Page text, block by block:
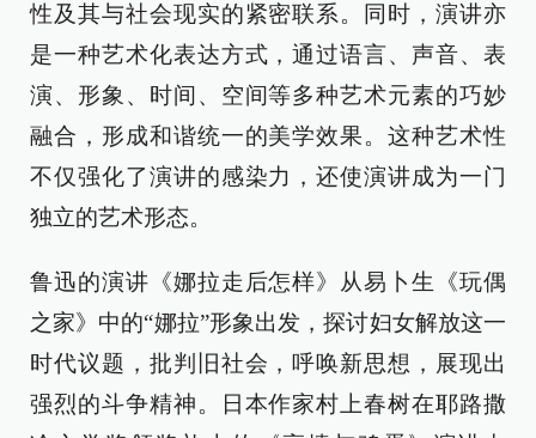
性及其与社会现实的紧密联系。同时，演讲亦
是一种艺术化表达方式，通过语言、声音、表
演、形象、时间、空间等多种艺术元素的巧妙
融合，形成和谐统一的美学效果。这种艺术性
不仅强化了演讲的感染力，还使演讲成为一门
独立的艺术形态。
鲁迅的演讲《娜拉走后怎样》从易卜生《玩偶
之家》中的“娜拉”形象出发，探讨妇女解放这一
时代议题，批判旧社会，呼唤新思想，展现出
强烈的斗争精神。日本作家村上春树在耶路撒